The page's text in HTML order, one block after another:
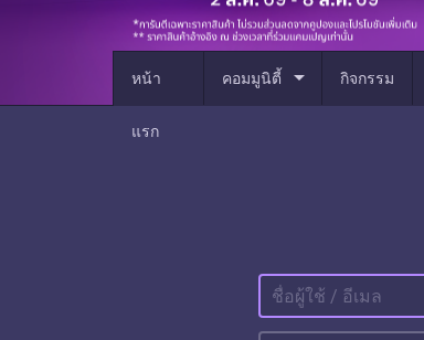
หน้า
แรก
คอมมูนิตี้ arrow_drop_down กิจกรรม